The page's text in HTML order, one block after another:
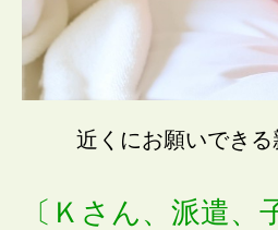
近くにお願いでき
〔Ｋさん、派遣、